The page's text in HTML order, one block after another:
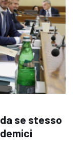
se stesso